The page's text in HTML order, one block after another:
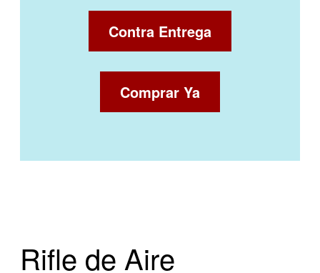
Contra Entrega
Comprar Ya
Rifle de Aire